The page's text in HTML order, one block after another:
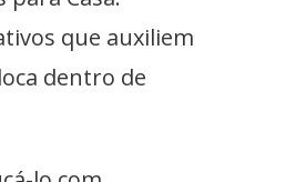
que auxiliem
dentro de